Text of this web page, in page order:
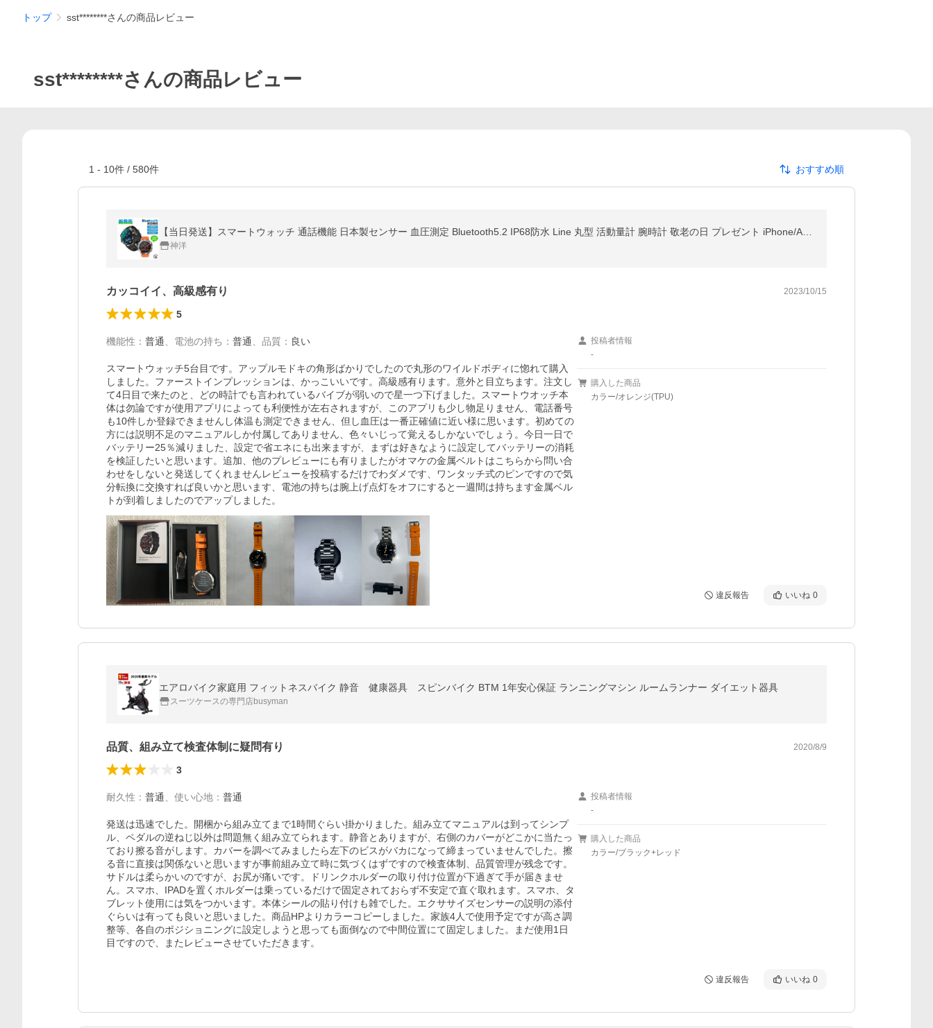
トップ sst********さんの商品レビュー
sst********さんの商品レビュー
1 - 10件 / 580件 おすすめ順
神洋
カッコイイ、高級感有り 2023/10/15
5
機能性 ： 普通 電池の持ち ： 普通 品質 ： 良い
スマートウォッチ5台目です。アップルモドキの角形ばかりでしたので丸形のワイルドボヂィに惚れて購入
しました。ファーストインプレッションは、かっこいいです。高級感有ります。意外と目立ちます。注文し
て4日目で来たのと、どの時計でも言われているバイブが弱いので星一つ下げました。スマートウオッチ本
体は勿論ですが使用アプリによっても利便性が左右されますが、このアプリも少し物足りません、電話番号
も10件しか登録できませんし体温も測定できません、但し血圧は一番正確値に近い様に思います。初めての
方には説明不足のマニュアルしか付属してありません、色々いじって覚えるしかないでしょう。今日一日で
バッテリー25％減りました、設定で省エネにも出来ますが、まずは好きなように設定してバッテリーの消耗
を検証したいと思います。追加、他のプレビューにも有りましたがオマケの金属ベルトはこちらから問い合
わせをしないと発送してくれませんレビューを投稿するだけでわダメです、ワンタッチ式のピンですので気
分転換に交換すれば良いかと思います、電池の持ちは腕上げ点灯をオフにすると一週間は持ちます金属ベル
トが到着しましたのでアップしました。
投稿者情報
-
購入した商品
カラー/オレンジ(TPU)
違反報告 いいね 0
エアロバイク家庭用 フィットネスバイク 静音 健康器具 スピンバイク BTM 1年安心保証 ランニングマシン ルームランナー ダイエット器具
スーツケースの専門店busyman
品質、組み立て検査体制に疑問有り 2020/8/9
3
耐久性 ： 普通 使い心地 ： 普通
発送は迅速でした。開梱から組み立てまで1時間ぐらい掛かりました。組み立てマニュアルは到ってシンプ
ル、ペダルの逆ねじ以外は問題無く組み立てられます。静音とありますが、右側のカバーがどこかに当たっ
ており擦る音がします。カバーを調べてみましたら左下のビスがバカになって締まっていませんでした。擦
る音に直接は関係ないと思いますが事前組み立て時に気づくはずですので検査体制、品質管理が残念です。
サドルは柔らかいのですが、お尻が痛いです。ドリンクホルダーの取り付け位置が下過ぎて手が届きませ
ん。スマホ、IPADを置くホルダーは乗っているだけで固定されておらず不安定で直ぐ取れます。スマホ、タ
ブレット使用には気をつかいます。本体シールの貼り付けも雑でした。エクササイズセンサーの説明の添付
ぐらいは有っても良いと思いました。商品HPよりカラーコピーしました。家族4人で使用予定ですが高さ調
整等、各自のポジショニングに設定しようと思っても面倒なので中間位置にて固定しました。まだ使用1日
目ですので、またレビューさせていただきます。
投稿者情報
-
購入した商品
カラー/ブラック+レッド
違反報告 いいね 0